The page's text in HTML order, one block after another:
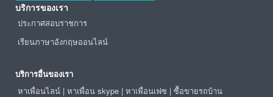
บริการของเรา
ประกาศสอบราชการ
เรียนภาษาอังกฤษออนไลน์
บริการอื่นของเรา
หาเพื่อนไลน์ | หาเพื่อน skype | หาเพื่อนเฟซ | ซื้อขายรถบ้าน